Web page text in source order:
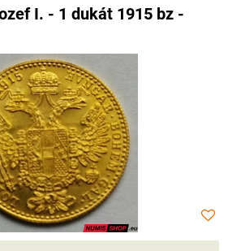
I. - 1 dukát 1915 bz -